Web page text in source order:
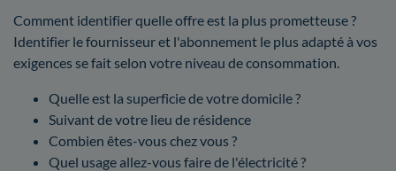
Comment identifier quelle offre est la plus prometteuse ?
Identifier le fournisseur et l'abonnement le plus adapté à vos
exigences se fait selon votre niveau de consommation.
Quelle est la superficie de votre domicile ?
Suivant de votre lieu de résidence
Combien êtes-vous chez vous ?
Quel usage allez-vous faire de l'électricité ?